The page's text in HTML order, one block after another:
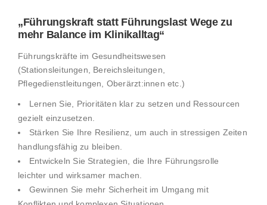
„Führungskraft statt Führungslast Wege zu
mehr Balance im Klinikalltag“
Führungskräfte im Gesundheitswesen
(Stationsleitungen, Bereichsleitungen,
Pflegedienstleitungen, Oberärzt:innen etc.)
Lernen Sie, Prioritäten klar zu setzen und Ressourcen
gezielt einzusetzen.
Stärken Sie Ihre Resilienz, um auch in stressigen Zeiten
handlungsfähig zu bleiben.
Entwickeln Sie Strategien, die Ihre Führungsrolle
leichter und wirksamer machen.
Gewinnen Sie mehr Sicherheit im Umgang mit